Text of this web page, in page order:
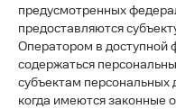
предусмотренных
предоставляются
Оператором в доступной
содержаться
субъектам персональных
когда имеются законные